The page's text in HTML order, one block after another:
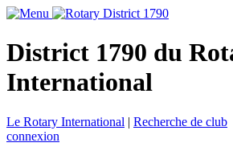
District 1790 du
International
Le Rotary International | Recherche de club
connexion